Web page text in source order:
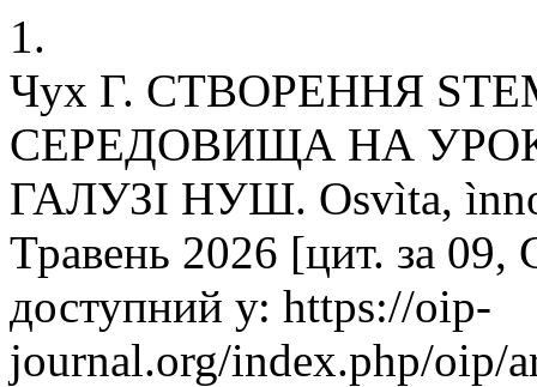
1.
Чух Г. СТВОРЕННЯ
СЕРЕДОВИЩА НА
ГАЛУЗІ НУШ. Osvìta,
Травень 2026 [цит. за
доступний у: https://oip-
journal.org/index.php/oip/